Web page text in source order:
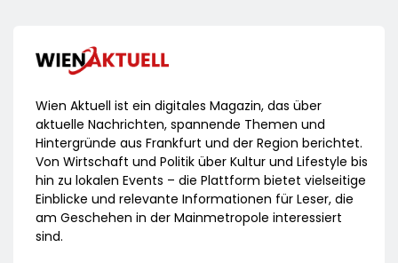
Wien Aktuell ist ein digitales Magazin, das über
aktuelle Nachrichten, spannende Themen und
Hintergründe aus Frankfurt und der Region berichtet.
Von Wirtschaft und Politik über Kultur und Lifestyle bis
hin zu lokalen Events – die Plattform bietet vielseitige
Einblicke und relevante Informationen für Leser, die
am Geschehen in der Mainmetropole interessiert
sind.